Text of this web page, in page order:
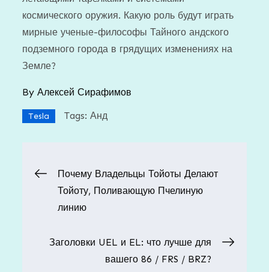
космического оружия. Какую роль будут играть
мирные ученые-философы Тайного андского
подземного города в грядущих изменениях на
Земле?
ByАлексей Сирафимов
Tesla Tags:Анд
Навигация
по
записям
Почему Владельцы Тойоты Делают
Тойоту, Поливающую Пчелиную
линию
Заголовки UEL и EL: что лучше для
вашего 86 / FRS / BRZ?